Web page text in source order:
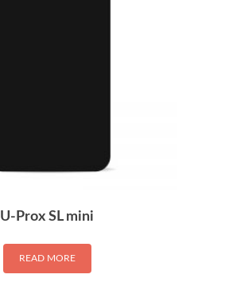
U-Prox SL mini
READ MORE